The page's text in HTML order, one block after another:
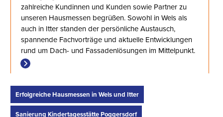
zahlreiche Kundinnen und Kunden sowie Partner zu
unseren Hausmessen begrüßen. Sowohl in Wels als
auch in Itter standen der persönliche Austausch,
spannende Fachvorträge und aktuelle Entwicklungen
rund um Dach- und Fassadenlösungen im Mittelpunkt.
Erfolgreiche Hausmessen in Wels und Itter
Sanierung Kindertagesstätte Poggersdorf